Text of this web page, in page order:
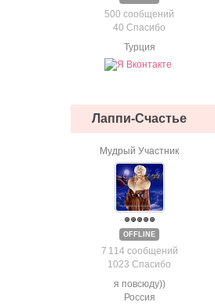
500 сообщений
40 Спасибо
Турция
Лаппи-Счастье
Мудрый Участник
OFFLINE
7 114 сообщений
1023 Спасибо
я повсюду))
Россия